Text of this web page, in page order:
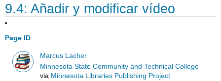
9.4: Añadir y modificar vídeo
Page ID
Marcus Lacher
Minnesota State Community and Technical College
via Minnesota Libraries Publishing Project